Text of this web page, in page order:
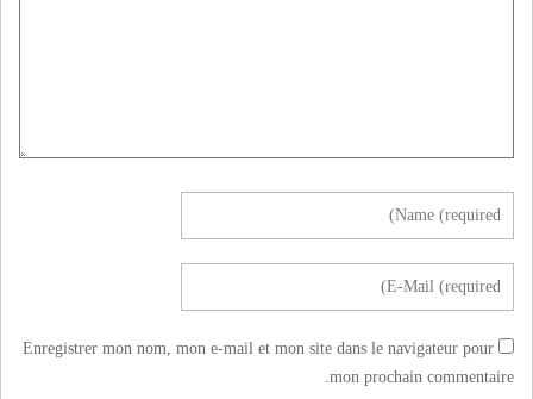
Enregistrer mon nom, mon e-mail et mon site dans le navigateur pour
mon prochain commentaire.